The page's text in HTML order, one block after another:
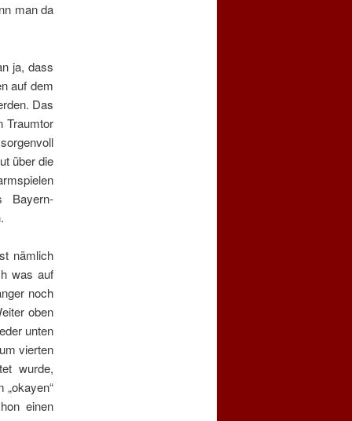
man da
ja, dass
auf dem
Das
Traumtor
über die
Bayern-
nämlich
was auf
noch
oben
unten
vierten
wurde,
einen